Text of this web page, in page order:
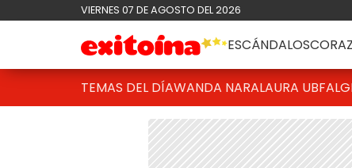
VIERNES 07 DE AGOSTO DEL 2026
ESCÁNDALOS
TEMAS DEL DÍAWANDA NARALAURA UBFAL